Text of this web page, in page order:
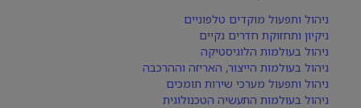
ניהול ותפעול מוקדים טלפוניים
ניקיון ותחזוקת חדרים נקיים
ניהול בעולמות הלוגיסטיקה
ניהול בעולמות הייצור, האריזה וההרכבה
ניהול ותפעול מערכי שירות תומכים
ניהול בעולמות התעשיה הטכנולוגית